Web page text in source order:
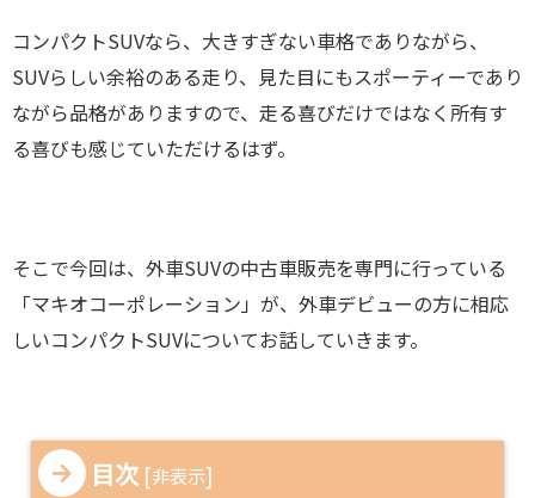
コンパクトSUVなら、大きすぎない車格でありながら、
SUVらしい余裕のある走り、見た目にもスポーティーであり
ながら品格がありますので、走る喜びだけではなく所有す
る喜びも感じていただけるはず。
そこで今回は、外車SUVの中古車販売を専門に行っている
「マキオコーポレーション」が、外車デビューの方に相応
しいコンパクトSUVについてお話していきます。
目次 [非表示]